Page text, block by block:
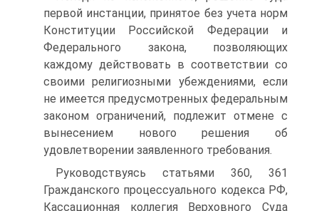
первой инстанции, принятое без учета норм
Конституции Российской Федерации и
Федерального закона, позволяющих
каждому действовать в соответствии со
своими религиозными убеждениями, если
не имеется предусмотренных федеральным
законом ограничений, подлежит отмене с
вынесением нового решения об
удовлетворении заявленного требования.
Руководствуясь статьями 360, 361
Гражданского процессуального кодекса РФ,
Кассационная коллегия Верховного Суда